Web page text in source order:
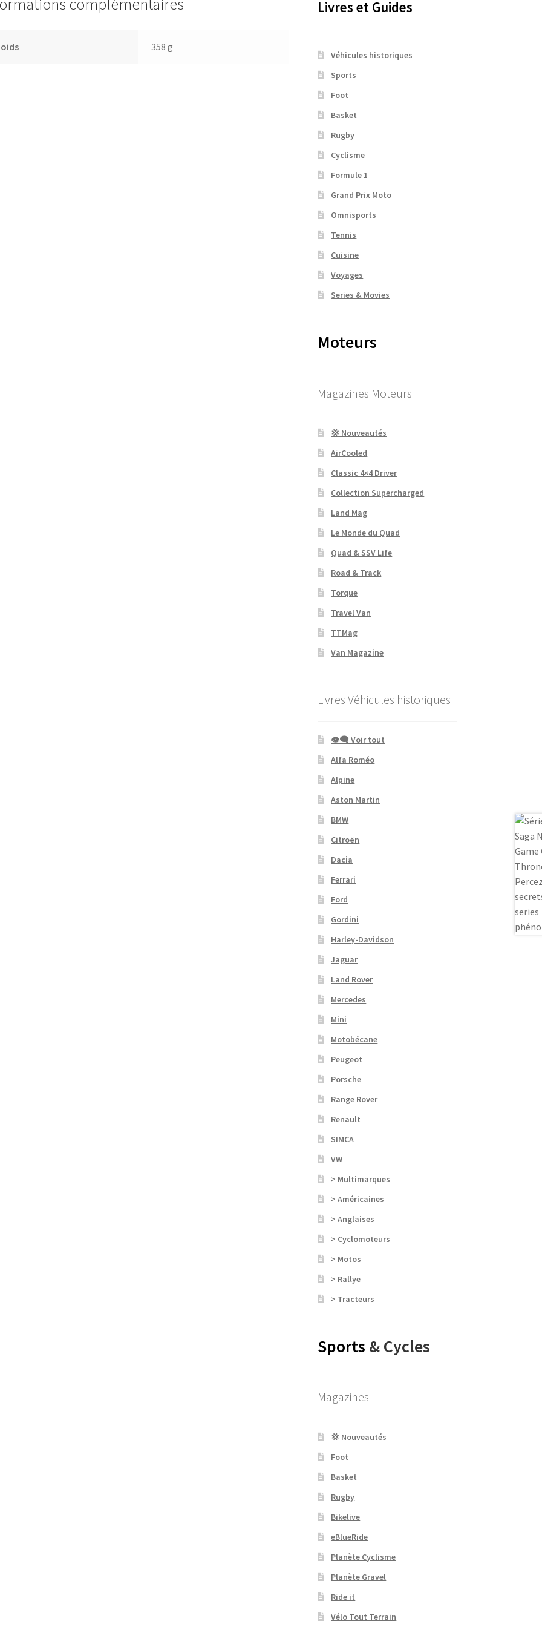
complémentaires
358 g
Livres et Guides
Véhicules historiques
Sports
Foot
Basket
Rugby
Cyclisme
Formule 1
Grand Prix Moto
Omnisports
Tennis
Cuisine
Voyages
Series & Movies
Moteurs
Magazines Moteurs
💢 Nouveautés
AirCooled
Classic 4×4 Driver
Collection Supercharged
Land Mag
Le Monde du Quad
Quad & SSV Life
Road & Track
Torque
Travel Van
TTMag
Van Magazine
Livres Véhicules historiques
👁‍🗨 Voir tout
Alfa Roméo
Alpine
Aston Martin
BMW
Citroën
Dacia
Ferrari
Ford
Gordini
Harley-Davidson
Jaguar
Land Rover
Mercedes
Mini
Motobécane
Peugeot
Porsche
Range Rover
Renault
SIMCA
VW
> Multimarques
> Américaines
> Anglaises
> Cyclomoteurs
> Motos
> Rallye
> Tracteurs
Sports & Cycles
Magazines
💢 Nouveautés
Foot
Basket
Rugby
Bikelive
eBlueRide
Planète Cyclisme
Planète Gravel
Ride it
Vélo Tout Terrain